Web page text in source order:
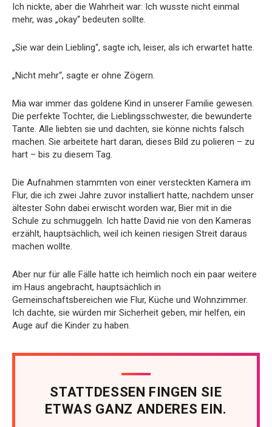
Ich nickte, aber die Wahrheit war: Ich wusste nicht einmal
mehr, was „okay“ bedeuten sollte.
„Sie war dein Liebling“, sagte ich, leiser, als ich erwartet hatte.
„Nicht mehr“, sagte er ohne Zögern.
Mia war immer das goldene Kind in unserer Familie gewesen.
Die perfekte Tochter, die Lieblingsschwester, die bewunderte
Tante. Alle liebten sie und dachten, sie könne nichts falsch
machen. Sie arbeitete hart daran, dieses Bild zu polieren – zu
hart – bis zu diesem Tag.
Die Aufnahmen stammten von einer versteckten Kamera im
Flur, die ich zwei Jahre zuvor installiert hatte, nachdem unser
ältester Sohn dabei erwischt worden war, Bier mit in die
Schule zu schmuggeln. Ich hatte David nie von den Kameras
erzählt, hauptsächlich, weil ich keinen riesigen Streit daraus
machen wollte.
Aber nur für alle Fälle hatte ich heimlich noch ein paar weitere
im Haus angebracht, hauptsächlich in
Gemeinschaftsbereichen wie Flur, Küche und Wohnzimmer.
Ich dachte, sie würden mir Sicherheit geben, mir helfen, ein
Auge auf die Kinder zu haben.
STATTDESSEN FINGEN SIE
ETWAS GANZ ANDERES EIN.